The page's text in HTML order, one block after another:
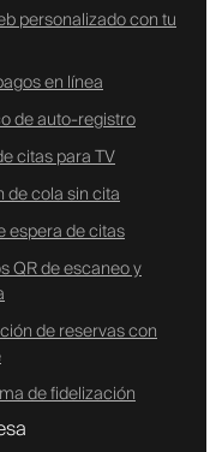
personalizado con tu
en línea
de auto-registro
citas para TV
de cola sin cita
espera de citas
QR de escaneo y
de reservas con
de fidelización